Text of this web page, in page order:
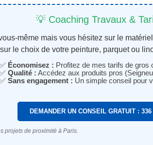
💡 Coaching Travaux &
même mais vous hésitez sur le
sur le choix de votre peinture, parquet ou
✅ Économisez : Profitez de mes tarifs de gros
✅ Qualité : Accédez aux produits pros
✅ Sans engagement : Un simple conseil pour
DEMANDER UN CONSEIL GRATUIT :
projets de proximité à Paris.